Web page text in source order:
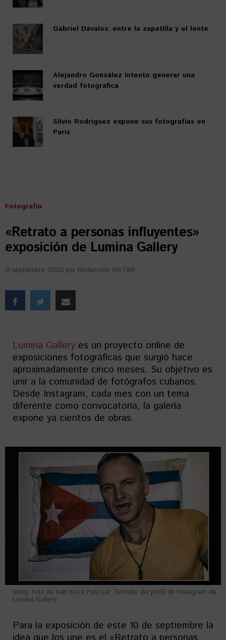
Gabriel Dávalos: entre la zapatilla y el lente
Alejandro González Intento generar una
verdad fotográfica
Silvio Rodríguez expone sus fotografías en
París
Fotografía
«Retrato a personas influyentes»
exposición de Lumina Gallery
11 septiembre, 2020 por Redacción VISTAR
Lumina Gallery es un proyecto online de
exposiciones fotográficas que surgió hace
aproximadamente cinco meses. Su objetivo es
unir a la comunidad de fotógrafos cubanos.
Desde Instagram, cada mes con un tema
diferente como convocatoria, la galería
expone ya cientos de obras.
Sting, foto de Iván Soca Pascual. Tomado del perfil de Instagram de
Lumina Gallery
Para la exposición de este 10 de septiembre la